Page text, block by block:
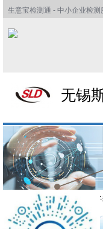
生意宝检测通 - 中小企业检测
无锡
检测通>>无锡斯联达电